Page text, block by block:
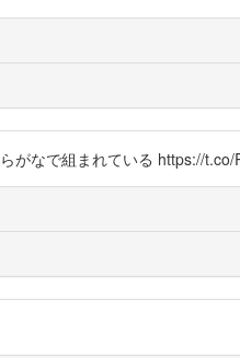
がなで組まれている https://t.co/